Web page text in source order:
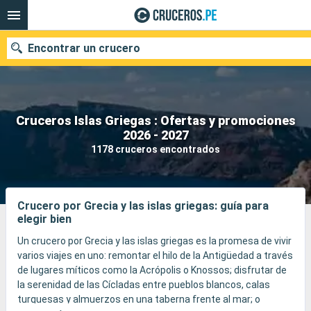
Cruceros Islas Griegas : Ofertas y promociones
2026 - 2027
1178 cruceros encontrados
Encontrar un crucero
Nuestros destinos
Fecha de salida
Puertos Compañías
Crucero por Grecia y las islas griegas: guía para
elegir bien
Un crucero por Grecia y las islas griegas es la promesa de vivir
varios viajes en uno: remontar el hilo de la Antigüedad a través
de lugares míticos como la Acrópolis o Knossos; disfrutar de
la serenidad de las Cícladas entre pueblos blancos, calas
turquesas y almuerzos en una taberna frente al mar; o